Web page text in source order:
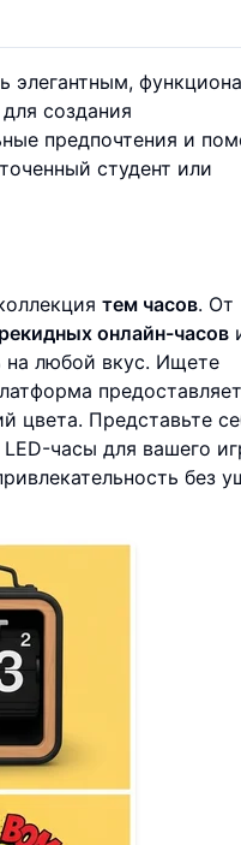
элегантным,
создания
предпочтения и
студент или
тем часов. От
онлайн-часов
на любой вкус. Ищете
предоставляет
цвета. Представьте
часы для вашего
без